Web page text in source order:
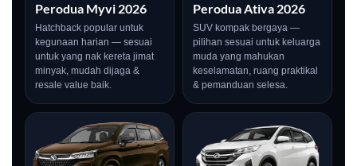
Perodua Myvi 2026
Hatchback popular untuk
kegunaan harian — sesuai
untuk yang nak kereta jimat
minyak, mudah dijaga &
resale value baik.
Perodua Ativa 2026
SUV kompak bergaya —
pilihan sesuai untuk keluarga
muda yang mahukan
keselamatan, ruang praktikal
& pemanduan selesa.